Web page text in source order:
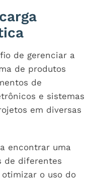
de gerenciar a
de produtos
de
e sistemas
em diversas
encontrar uma
de diferentes
o uso do